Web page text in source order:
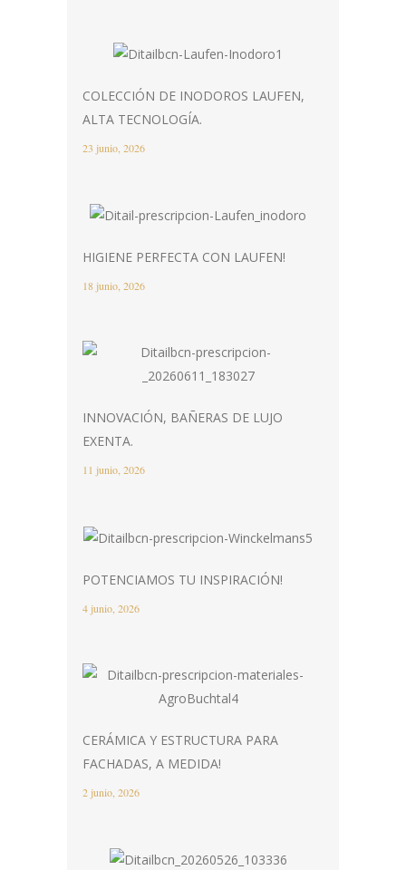
COLECCIÓN DE INODOROS LAUFEN,
ALTA TECNOLOGÍA.
23 junio, 2026
HIGIENE PERFECTA CON LAUFEN!
18 junio, 2026
INNOVACIÓN, BAÑERAS DE LUJO
EXENTA.
11 junio, 2026
POTENCIAMOS TU INSPIRACIÓN!
4 junio, 2026
CERÁMICA Y ESTRUCTURA PARA
FACHADAS, A MEDIDA!
2 junio, 2026